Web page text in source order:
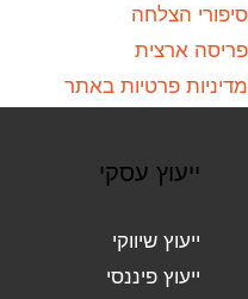
סיפורי הצלחה
פריסה ארצית
מדיניות פרטיות באתר
ייעוץ עסקי
ייעוץ שיווקי
ייעוץ פיננסי